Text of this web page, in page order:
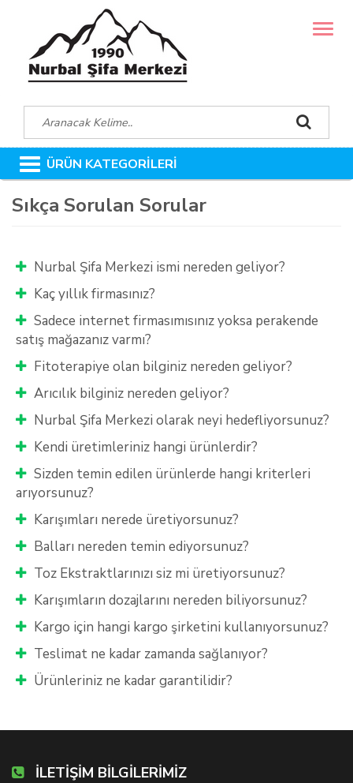
MENÜ
ÜRÜN KATEGORİLERİ
Sıkça Sorulan Sorular
Nurbal Şifa Merkezi ismi nereden geliyor?
Kaç yıllık firmasınız?
Sadece internet firmasımısınız yoksa perakende
satış mağazanız varmı?
Fitoterapiye olan bilginiz nereden geliyor?
Arıcılık bilginiz nereden geliyor?
Nurbal Şifa Merkezi olarak neyi hedefliyorsunuz?
Kendi üretimleriniz hangi ürünlerdir?
Sizden temin edilen ürünlerde hangi kriterleri
arıyorsunuz?
Karışımları nerede üretiyorsunuz?
Balları nereden temin ediyorsunuz?
Toz Ekstraktlarınızı siz mi üretiyorsunuz?
Karışımların dozajlarını nereden biliyorsunuz?
Kargo için hangi kargo şirketini kullanıyorsunuz?
Teslimat ne kadar zamanda sağlanıyor?
Ürünleriniz ne kadar garantilidir?
İLETİŞİM BİLGİLERİMİZ